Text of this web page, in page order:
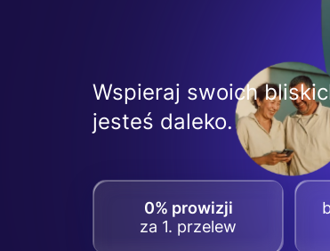
Wspieraj swoich
jesteś daleko.
0% prowizji
za 1. przelew